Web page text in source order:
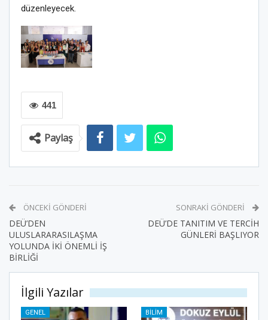
düzenleyecek.
441
Paylaş
ÖNCEKI GÖNDERI
DEÜ’DEN
ULUSLARARASILAŞMA
YOLUNDA İKİ ÖNEMLİ İŞ
BİRLİĞİ
SONRAKI GÖNDERI
DEÜ’DE TANITIM VE TERCİH
GÜNLERİ BAŞLIYOR
İlgili Yazılar
GENEL BILIM